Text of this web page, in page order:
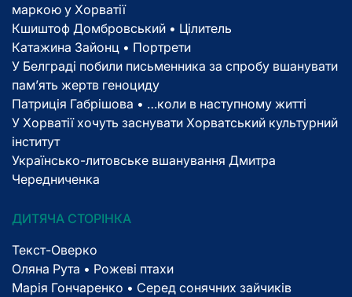
маркою у Хорватії
Кшиштоф Домбровський • Цілитель
Катажина Зайонц • Портрети
У Белграді побили письменника за спробу вшанувати
пам’ять жертв геноциду
Патриція Габрішова • …коли в наступному житті
У Хорватії хочуть заснувати Хорватський культурний
інститут
Українсько-литовське вшанування Дмитра
Чередниченка
ДИТЯЧА СТОРІНКА
Текст-Оверко
Оляна Рута • Рожеві птахи
Марія Гончаренко • Серед сонячних зайчиків